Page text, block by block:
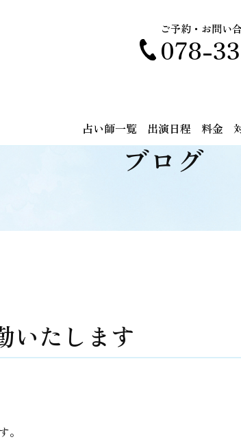
ご予約・お問い
078-
占い師一覧 出演日程 料金
ブログ
いたします
。